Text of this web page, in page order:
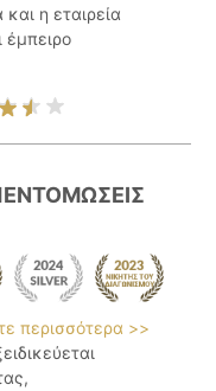
η εταιρεία
έμπειρο
περισσότερα >>